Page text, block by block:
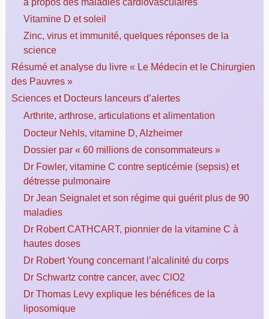
Vitamine D et soleil
Zinc, virus et immunité, quelques réponses de la
science
Résumé et analyse du livre « Le Médecin et le Chirurgien
des Pauvres »
Sciences et Docteurs lanceurs d’alertes
Arthrite, arthrose, articulations et alimentation
Docteur Nehls, vitamine D, Alzheimer
Dossier par « 60 millions de consommateurs »
Dr Fowler, vitamine C contre septicémie (sepsis) et
détresse pulmonaire
Dr Jean Seignalet et son régime qui guérit plus de 90
maladies
Dr Robert CATHCART, pionnier de la vitamine C à
hautes doses
Dr Robert Young concernant l’alcalinité du corps
Dr Schwartz contre cancer, avec ClO2
Dr Thomas Levy explique les bénéfices de la
liposomique